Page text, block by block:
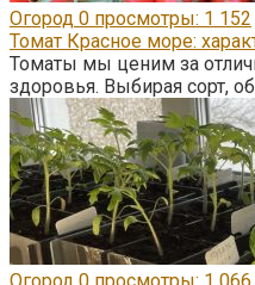
Огород 0 просмотры: 1 152
Томат Красное море:
Томаты мы ценим за
здоровья. Выбирая сорт,